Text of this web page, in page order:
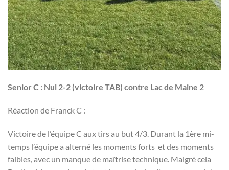
Senior C : Nul 2-2 (victoire TAB) contre Lac de Maine 2
Réaction de Franck C :
Victoire de l’équipe C aux tirs au but 4/3. Durant la 1ère mi-
temps l’équipe a alterné les moments forts et des moments
faibles, avec un manque de maîtrise technique. Malgré cela